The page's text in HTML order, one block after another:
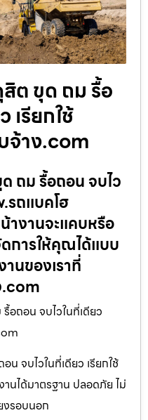
ต ขุด ถม รื้อ
เรียกใช้
จ้าง.com
ถม รื้อถอน จบไว
รถแบคโฮ
งานจะแคบหรือ
การให้คุณได้แบบ
นของเราที่
อถอน จบไวในที่เดียว
จบไวในที่เดียว เรียกใช้
นได้มาตรฐาน ปลอดภัย ไม่
งรอบนอก